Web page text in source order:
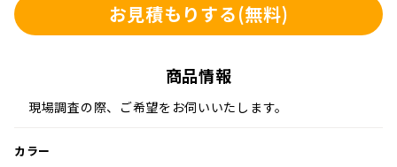
お見積もりする(無料)
商品情報
現場調査の際、ご希望をお伺いいたします。
カラー